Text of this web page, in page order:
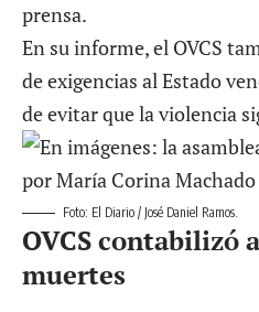
prensa.
En su informe, el OVCS
de exigencias al Estado
de evitar que la violencia
Foto: El Diario / José Daniel Ramos.
OVCS contabilizó
muertes